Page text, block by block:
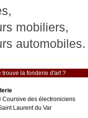
mobiliers,
automobiles.
trouve la fonderie d'art ?
Coursive des électroniciens
Laurent du Var